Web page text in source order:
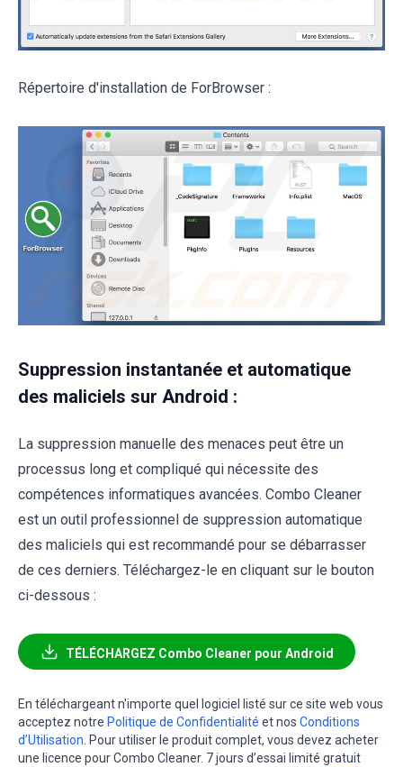
Répertoire d'installation de ForBrowser :
Suppression instantanée et automatique
des maliciels sur Android :
La suppression manuelle des menaces peut être un
processus long et compliqué qui nécessite des
compétences informatiques avancées. Combo Cleaner
est un outil professionnel de suppression automatique
des maliciels qui est recommandé pour se débarrasser
de ces derniers. Téléchargez-le en cliquant sur le bouton
ci-dessous :
TÉLÉCHARGEZ Combo Cleaner pour Android
En téléchargeant n'importe quel logiciel listé sur ce site web vous
acceptez notre Politique de Confidentialité et nos Conditions
d’Utilisation. Pour utiliser le produit complet, vous devez acheter
une licence pour Combo Cleaner. 7 jours d’essai limité gratuit